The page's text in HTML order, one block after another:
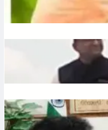
Ronit
Liquor: छत्तीसगढ़ में बीजेपी
बयान, वीडियो वायरल
Water: उत्तराखंड में भूजल
July 10, 2026 Ronit